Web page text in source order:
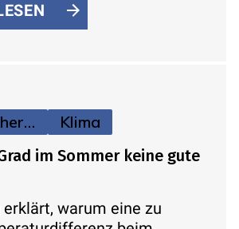
Verbraucherinfos Klima
im Sommer keine gute
erklärt, warum eine zu